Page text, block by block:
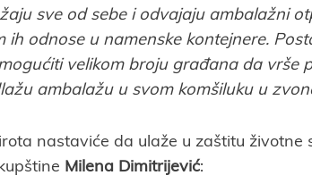
sve od sebe i odvajaju ambalažni
ih odnose u namenske kontejnere.
velikom broju građana da vrše
ambalažu u svom komšiluku u
nastaviće da ulaže u zaštitu životne
Milena Dimitrijević: